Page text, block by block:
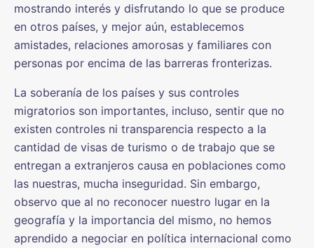
mostrando interés y disfrutando lo que se produce
en otros países, y mejor aún, establecemos
amistades, relaciones amorosas y familiares con
personas por encima de las barreras fronterizas.
La soberanía de los países y sus controles
migratorios son importantes, incluso, sentir que no
existen controles ni transparencia respecto a la
cantidad de visas de turismo o de trabajo que se
entregan a extranjeros causa en poblaciones como
las nuestras, mucha inseguridad. Sin embargo,
observo que al no reconocer nuestro lugar en la
geografía y la importancia del mismo, no hemos
aprendido a negociar en política internacional como